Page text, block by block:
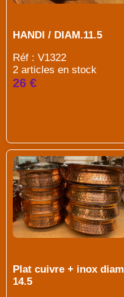
HANDI / DIAM.11.5
Réf : V1322
2 articles en stock
26 €
Plat cuivre + inox diam
14.5